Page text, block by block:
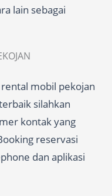
lain sebagai
mobil pekojan
silahkan
kontak yang
reservasi
dan aplikasi